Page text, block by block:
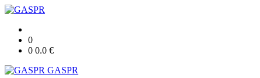
0
0 0.0 €
GASPR